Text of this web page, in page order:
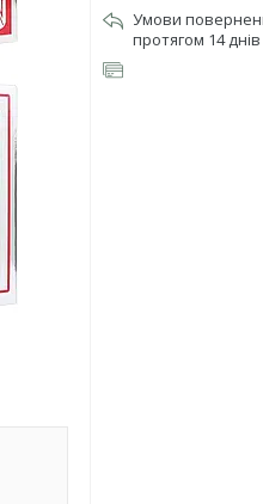
протягом 14 днів